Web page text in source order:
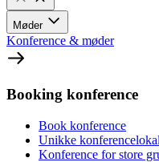
Møder
Konference & møder
Booking konference
Book konference
Unikke
Konference for store